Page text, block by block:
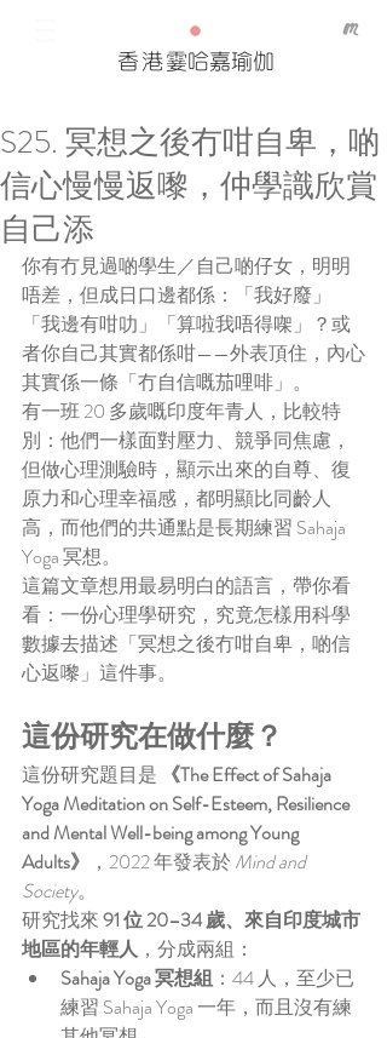
香港霎哈嘉瑜伽
Our Recent Posts
Tags
S25. 冥想之後冇咁自卑，啲
信心慢慢返嚟，仲學識欣賞
自己添
你有冇見過啲學生／自己啲仔女，明明
唔差，但成日口邊都係：「我好廢」
「我邊有咁叻」「算啦我唔得㗎」？或
者你自己其實都係咁——外表頂住，內心
其實係一條「冇自信嘅茄哩啡」。
有一班 20 多歲嘅印度年青人，比較特
別：他們一樣面對壓力、競爭同焦慮，
但做心理測驗時，顯示出來的自尊、復
原力和心理幸福感，都明顯比同齡人
高，而他們的共通點是長期練習 Sahaja
Yoga 冥想。
這篇文章想用最易明白的語言，帶你看
看：一份心理學研究，究竟怎樣用科學
數據去描述「冥想之後冇咁自卑，啲信
心返嚟」這件事。
這份研究在做什麼？
這份研究題目是 《The Effect of Sahaja
Yoga Meditation on Self-Esteem, Resilience
and Mental Well-being among Young
Adults》
，2022 年發表於 Mind and
Society。
研究找來 91 位 20–34 歲、來自印度城市
地區的年輕人 ，分成兩組：
Sahaja Yoga 冥想組 ：44 人，至少已
練習 Sahaja Yoga 一年，而且沒有練